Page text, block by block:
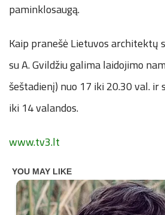
paminklosaugą.
Kaip pranešė Lietuvos architektų
su A. Gvildžiu galima laidojimo
šeštadienį) nuo 17 iki 20.30 val. ir
iki 14 valandos.
www.tv3.lt